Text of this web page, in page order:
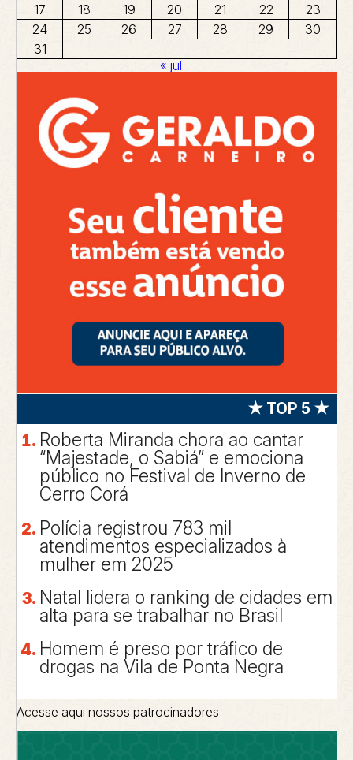
17
18 19 20 21 22
23
24
25 26 27 28 29
30
31
« jul
★ TOP 5 ★
Roberta Miranda chora ao cantar
“Majestade, o Sabiá” e emociona
público no Festival de Inverno de
Cerro Corá
Polícia registrou 783 mil
atendimentos especializados à
mulher em 2025
Natal lidera o ranking de cidades em
alta para se trabalhar no Brasil
Homem é preso por tráfico de
drogas na Vila de Ponta Negra
Acesse aqui nossos patrocinadores